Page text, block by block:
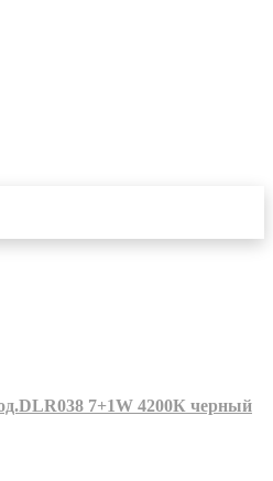
7+1W 4200К черный